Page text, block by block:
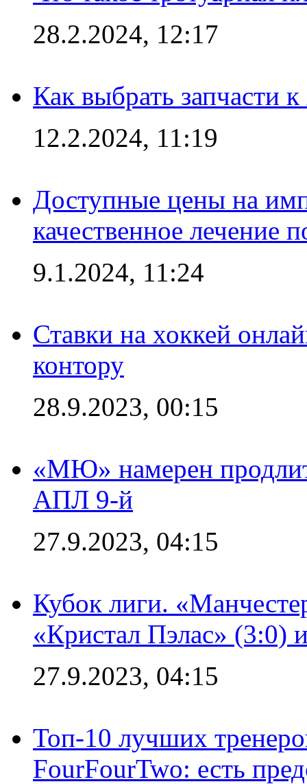
28.2.2024, 12:17
Как выбрать запчасти
12.2.2024, 11:19
Доступные цены на
качественное лечение
9.1.2024, 11:24
Ставки на хоккей
контору
28.9.2023, 00:15
«МЮ» намерен
АПЛ 9-й
27.9.2023, 04:15
Кубок лиги.
«Кристал Пэлас» (3:0)
27.9.2023, 04:15
Топ-10 лучших
FourFourTwo: есть